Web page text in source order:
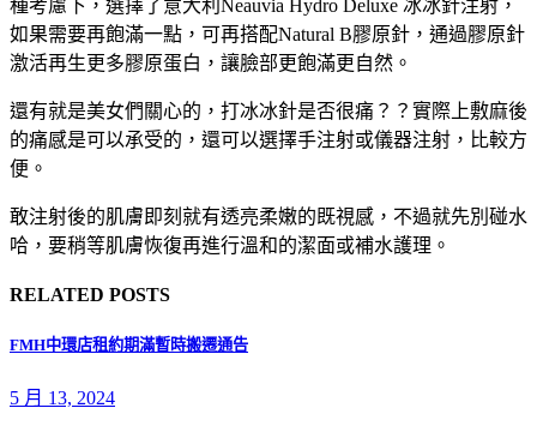
種考慮下，選擇了意大利Neauvia Hydro Deluxe 冰冰針注射，
如果需要再飽滿一點，可再搭配Natural B膠原針，通過膠原針
激活再生更多膠原蛋白，讓臉部更飽滿更自然。
還有就是美女們關心的，打冰冰針是否很痛？？實際上敷麻後
的痛感是可以承受的，還可以選擇手注射或儀器注射，比較方
便。
敢注射後的肌膚即刻就有透亮柔嫩的既視感，不過就先別碰水
哈，要稍等肌膚恢復再進行溫和的潔面或補水護理。
RELATED POSTS
FMH中環店租約期滿暫時搬遷通告
5 月 13, 2024